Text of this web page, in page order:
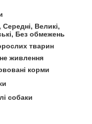
Середні, Великі,
Без обмежень
тварин
живлення
корми
собаки